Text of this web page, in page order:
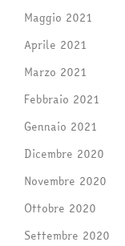
Maggio 2021
Aprile 2021
Marzo 2021
Febbraio 2021
Gennaio 2021
Dicembre 2020
Novembre 2020
Ottobre 2020
Settembre 2020